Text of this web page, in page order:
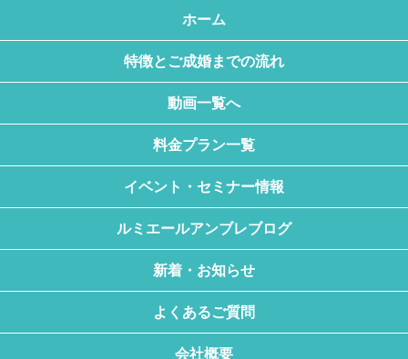
ホーム
特徴とご成婚までの流れ
動画一覧へ
料金プラン一覧
イベント・セミナー情報
ルミエールアンブレブログ
新着・お知らせ
よくあるご質問
会社概要